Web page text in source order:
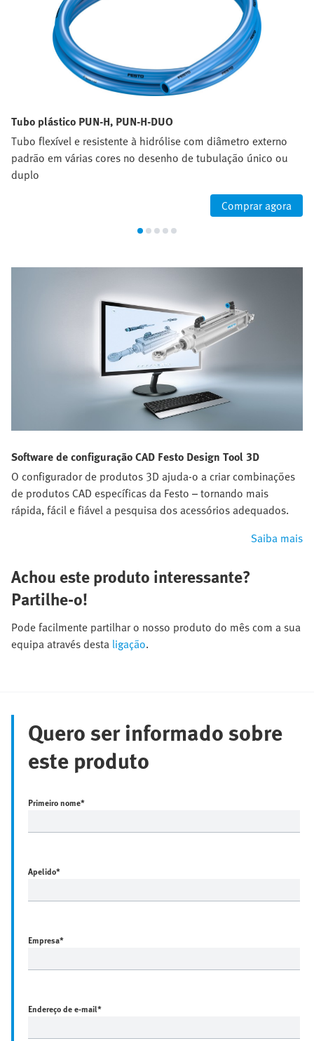
Tubo plástico PUN-H, PUN-H-DUO
Tubo flexível e resistente à hidrólise com diâmetro externo
padrão em várias cores no desenho de tubulação único ou
duplo
Comprar agora
Software de configuração CAD Festo Design Tool 3D
O configurador de produtos 3D ajuda-o a criar combinações
de produtos CAD específicas da Festo – tornando mais
rápida, fácil e fiável a pesquisa dos acessórios adequados.
Saiba mais
Achou este produto interessante?
Partilhe-o!
Pode facilmente partilhar o nosso produto do mês com a sua
equipa através desta ligação.
Quero ser informado sobre
este produto
Primeiro nome*
Apelido*
Empresa*
Endereço de e-mail*